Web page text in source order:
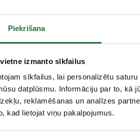
Piekrišana
izmanto sīkfailus
sīkfailus, lai personalizētu
datplūsmu. Informāciju par to, kā
reklamēšanas un analīzes
kad lietojat viņu pakalpojumus.
uzgaļi